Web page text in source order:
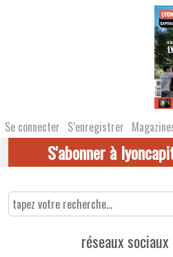
Se connecter S’enregistrer
S'abonner à
réseaux sociaux